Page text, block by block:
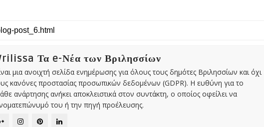
Τα e-Νέα των Βριλησσίων
μια ανοιχτή σελίδα ενημέρωσης για όλους τους δημότες Βριλησσίων και όχι
κανόνες προστασίας προσωπικών δεδομένων (GDPR). Η ευθύνη για το
ανάρτησης ανήκει αποκλειστικά στον συντάκτη, ο οποίος οφείλει να
του ή την πηγή προέλευσης.